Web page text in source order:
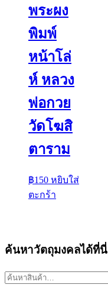
พระผง
พิมพ์
หน้าโล่
ห์ หลวง
พ่อกวย
วัดโฆสิ
ตาราม
฿150 หยิบใส่
ตะกร้า
ค้นหาวัตถุมงคลได้ที่นี่
ค้นหา: